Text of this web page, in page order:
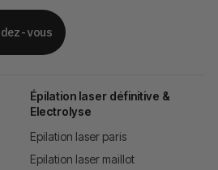
vous
Épilation laser définitive &
Electrolyse
Epilation laser paris
Epilation laser maillot